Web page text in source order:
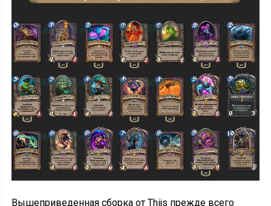
Вышеприведенная сборка от Thijs прежде всего